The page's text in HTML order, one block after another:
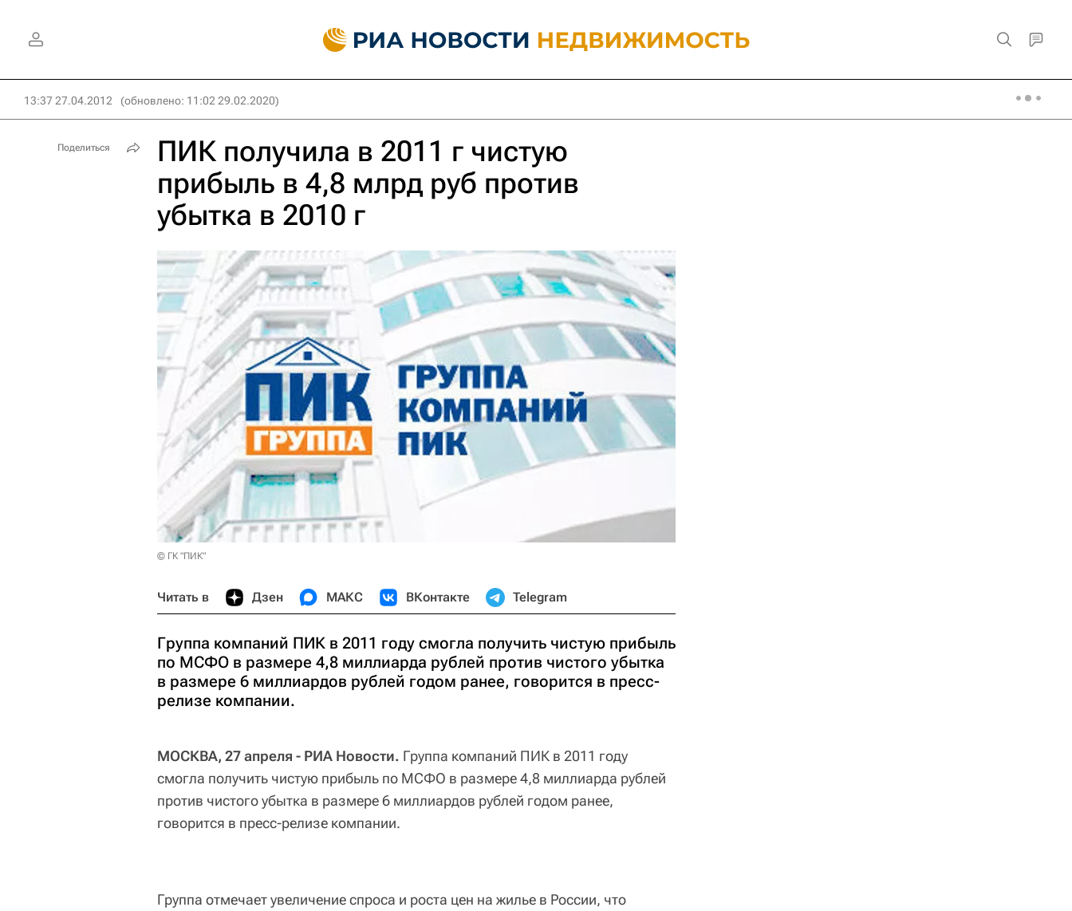
13:37 27.04.2012 (обновлено: 11:02 29.02.2020)
ПИК получила в 2011 г чистую
прибыль в 4,8 млрд руб против
убытка в 2010 г
© ГК "ПИК"
Читать в Дзен МАКС ВКонтакте Telegram
Группа компаний ПИК в 2011 году смогла получить чистую прибыль
по МСФО в размере 4,8 миллиарда рублей против чистого убытка
в размере 6 миллиардов рублей годом ранее, говорится в пресс-
релизе компании.
МОСКВА, 27 апреля - РИА Новости. Группа компаний ПИК в 2011 году
смогла получить чистую прибыль по МСФО в размере 4,8 миллиарда рублей
против чистого убытка в размере 6 миллиардов рублей годом ранее,
говорится в пресс-релизе компании.
Группа отмечает увеличение спроса и роста цен на жилье в России, что
Поделиться